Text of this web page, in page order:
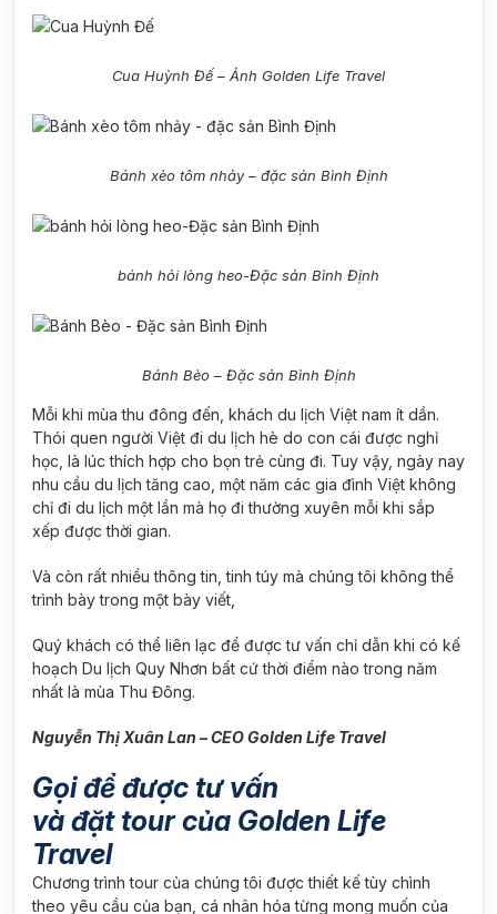
Cua Huỳnh Đế – Ảnh Golden Life Travel
Bánh xèo tôm nhảy – đặc sản Bình Định
bánh hỏi lòng heo-Đặc sản Bình Định
Bánh Bèo – Đặc sản Bình Định
Mỗi khi mùa thu đông đến, khách du lịch Việt nam ít dần.
Thói quen người Việt đi du lịch hè do con cái được nghỉ
học, là lúc thích hợp cho bọn trẻ cùng đi. Tuy vậy, ngày nay
nhu cầu du lịch tăng cao, một năm các gia đình Việt không
chỉ đi du lịch một lần mà họ đi thường xuyên mỗi khi sắp
xếp được thời gian.
Và còn rất nhiều thông tin, tinh túy mà chúng tôi không thể
trình bày trong một bày viết,
Quý khách có thể liên lạc để được tư vấn chỉ dẫn khi có kế
hoạch Du lịch Quy Nhơn bất cứ thời điểm nào trong năm
nhất là mùa Thu Đông.
Nguyễn Thị Xuân Lan – CEO Golden Life Travel
Gọi để được tư vấn
và đặt tour của Golden Life
Travel
Chương trình tour của chúng tôi được thiết kế tùy chình
theo yêu cầu của bạn, cá nhân hóa từng mong muốn của